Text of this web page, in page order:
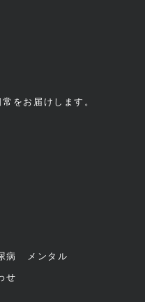
をお届けします。
病
メンタル
せ